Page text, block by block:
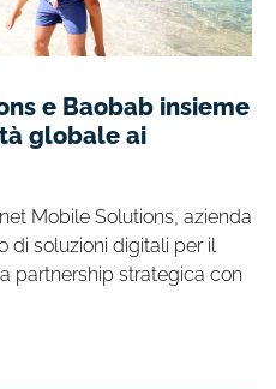
e Baobab insieme
globale ai
Mobile Solutions, azienda
di soluzioni digitali per il
partnership strategica con